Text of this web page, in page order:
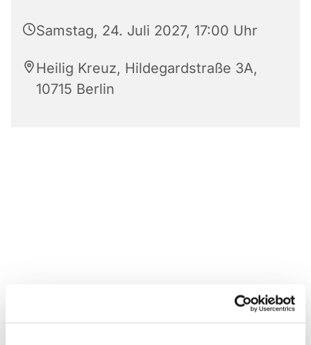
Samstag, 24. Juli 2027, 17:00 Uhr
Heilig Kreuz, Hildegardstraße 3A,
10715 Berlin